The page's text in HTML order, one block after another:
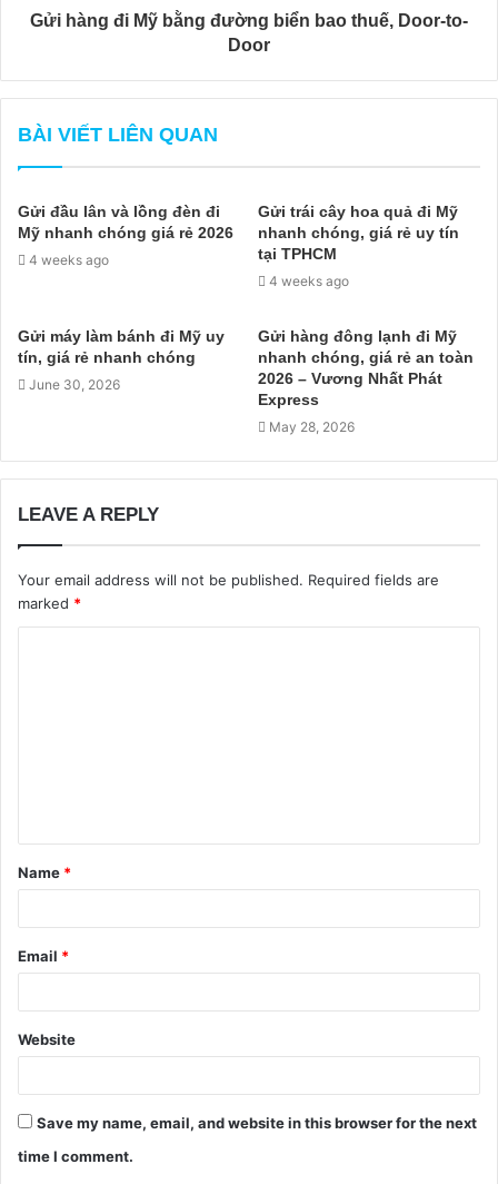
Gửi hàng đi Mỹ bằng đường biển bao thuế, Door-to-
Door
BÀI VIẾT LIÊN QUAN
Gửi đầu lân và lồng đèn đi
Mỹ nhanh chóng giá rẻ 2026
4 weeks ago
Gửi trái cây hoa quả đi Mỹ
nhanh chóng, giá rẻ uy tín
tại TPHCM
4 weeks ago
Gửi máy làm bánh đi Mỹ uy
tín, giá rẻ nhanh chóng
June 30, 2026
Gửi hàng đông lạnh đi Mỹ
nhanh chóng, giá rẻ an toàn
2026 – Vương Nhất Phát
Express
May 28, 2026
LEAVE A REPLY
Your email address will not be published. Required fields are
marked *
Name *
Email *
Website
Save my name, email, and website in this browser for the next
time I comment.